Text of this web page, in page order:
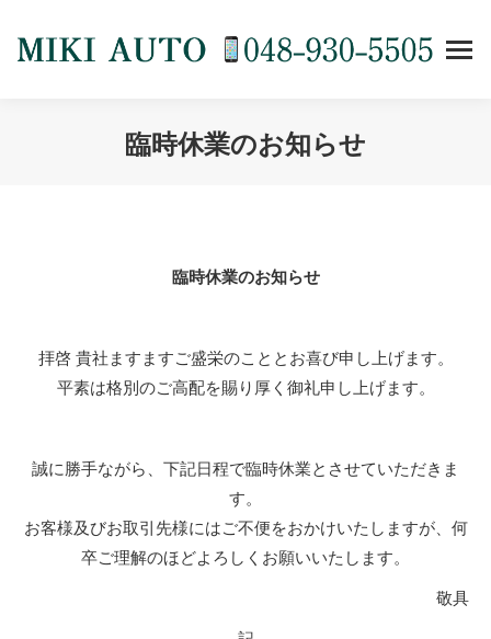
臨時休業のお知らせ
臨時休業のお知らせ
拝啓 貴社ますますご盛栄のこととお喜び申し上げます。
平素は格別のご高配を賜り厚く御礼申し上げます。
誠に勝手ながら、下記日程で臨時休業とさせていただきま
す。
お客様及びお取引先様にはご不便をおかけいたしますが、何
卒ご理解のほどよろしくお願いいたします。
敬具